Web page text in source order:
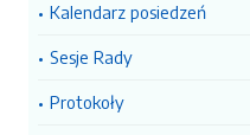
Kalendarz posiedzeń
Sesje Rady
Protokoły